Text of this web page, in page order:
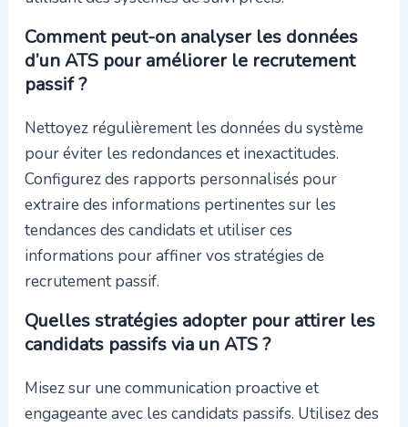
Comment peut-on analyser les données
d’un ATS pour améliorer le recrutement
passif ?
Nettoyez régulièrement les données du système
pour éviter les redondances et inexactitudes.
Configurez des rapports personnalisés pour
extraire des informations pertinentes sur les
tendances des candidats et utiliser ces
informations pour affiner vos stratégies de
recrutement passif.
Quelles stratégies adopter pour attirer les
candidats passifs via un ATS ?
Misez sur une communication proactive et
engageante avec les candidats passifs. Utilisez des